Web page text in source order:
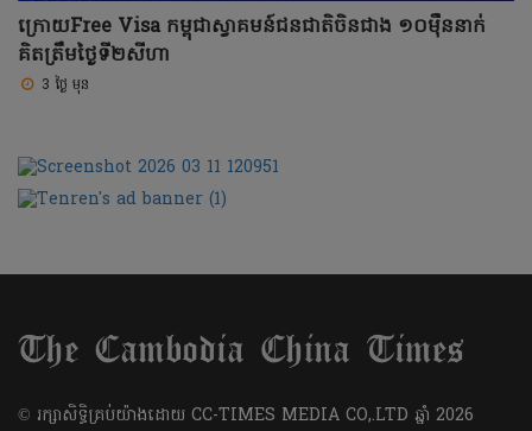
ក្រោយFree Visa កម្ពុជាស្វាគមន៍ជនជាតិចិនជាង ១០ម៉ឺននាក់
គិតត្រឹមថ្ងៃទី២សីហា
3 ថ្ងៃ មុន
​© រក្សា​សិទ្ធិ​គ្រប់​យ៉ាង​ដោយ​ CC-TIMES MEDIA CO,.LTD ឆ្នាំ​ 2026